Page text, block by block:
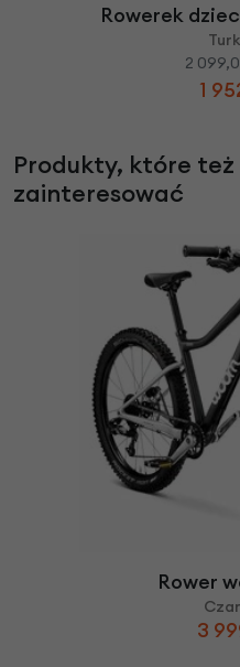
Rowerek
2
1
Produkty, które też
zainteresować
Rower
3